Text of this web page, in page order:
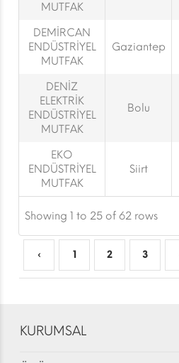
MUTFAK
DEMİRCAN
ENDÜSTRİYEL
MUTFAK
Gaziantep
DENİZ
ELEKTRİK
ENDÜSTRİYEL
MUTFAK
Bolu
EKO
ENDÜSTRİYEL
MUTFAK
Siirt
Showing 1 to 25 of 62 rows
‹ 1 2 3
KURUMSAL